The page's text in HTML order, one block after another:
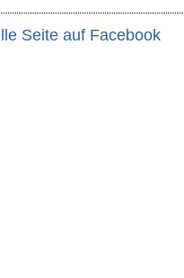
Seite auf Facebook